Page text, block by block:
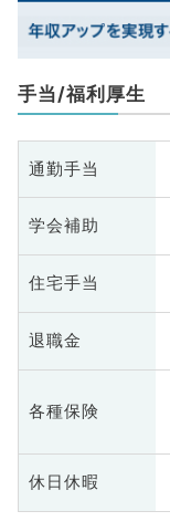
手当/福利厚生
通勤手当
学会補助
住宅手当
退職金
各種保険
休日休暇